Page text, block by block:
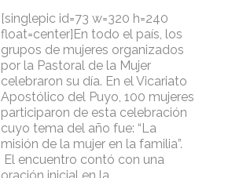
[singlepic id=73 w=320 h=240
float=center]En todo el país, los
grupos de mujeres organizados
por la Pastoral de la Mujer
celebraron su día. En el Vicariato
Apostólico del Puyo, 100 mujeres
participaron de esta celebración
cuyo tema del año fue: “La
misión de la mujer en la familia”.
El encuentro contó con una